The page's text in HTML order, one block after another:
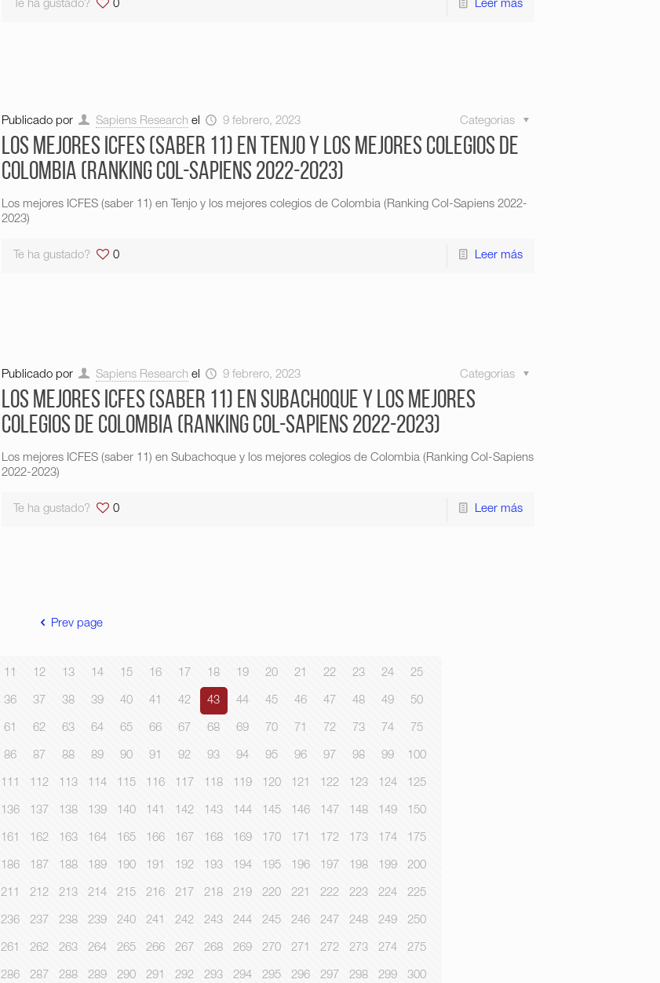
Te ha gustado? 0 Leer más
Publicado por Sapiens Research el 9 febrero, 2023 Categorias
Los mejores ICFES (saber 11) en Tenjo y los mejores colegios de
Colombia (Ranking Col-Sapiens 2022-2023)
Los mejores ICFES (saber 11) en Tenjo y los mejores colegios de Colombia (Ranking Col-Sapiens 2022-
2023)
Te ha gustado? 0 Leer más
Publicado por Sapiens Research el 9 febrero, 2023 Categorias
Los mejores ICFES (saber 11) en Subachoque y los mejores
colegios de Colombia (Ranking Col-Sapiens 2022-2023)
Los mejores ICFES (saber 11) en Subachoque y los mejores colegios de Colombia (Ranking Col-Sapiens
2022-2023)
Te ha gustado? 0 Leer más
Prev page
11 12 13 14 15 16 17 18 19 20 21 22 23 24 25
36 37 38 39 40 41 42 43 44 45 46 47 48 49 50
61 62 63 64 65 66 67 68 69 70 71 72 73 74 75
86 87 88 89 90 91 92 93 94 95 96 97 98 99 100
111 112 113 114 115 116 117 118 119 120 121 122 123 124 125
136 137 138 139 140 141 142 143 144 145 146 147 148 149 150
161 162 163 164 165 166 167 168 169 170 171 172 173 174 175
186 187 188 189 190 191 192 193 194 195 196 197 198 199 200
211 212 213 214 215 216 217 218 219 220 221 222 223 224 225
236 237 238 239 240 241 242 243 244 245 246 247 248 249 250
261 262 263 264 265 266 267 268 269 270 271 272 273 274 275
286 287 288 289 290 291 292 293 294 295 296 297 298 299 300